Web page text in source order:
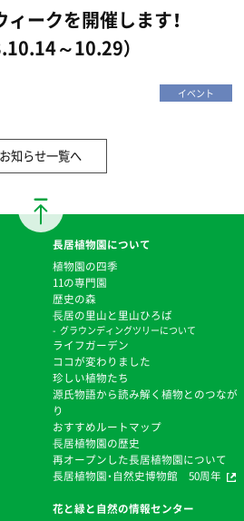
ークを開催します！
～10.29）
イベント
お知らせ一覧へ
長居植物園について
植物園の四季
11の専門園
歴史の森
⻑居の里山と里山ひろば
グラウンディングツリーについて
ライフガーデン
ココが変わりました
珍しい植物たち
源氏物語から読み解く植物とのつなが
り
おすすめルートマップ
⻑居植物園の歴史
再オープンした長居植物園について
長居植物園・自然史博物館 50周年
花と緑と自然の情報センター